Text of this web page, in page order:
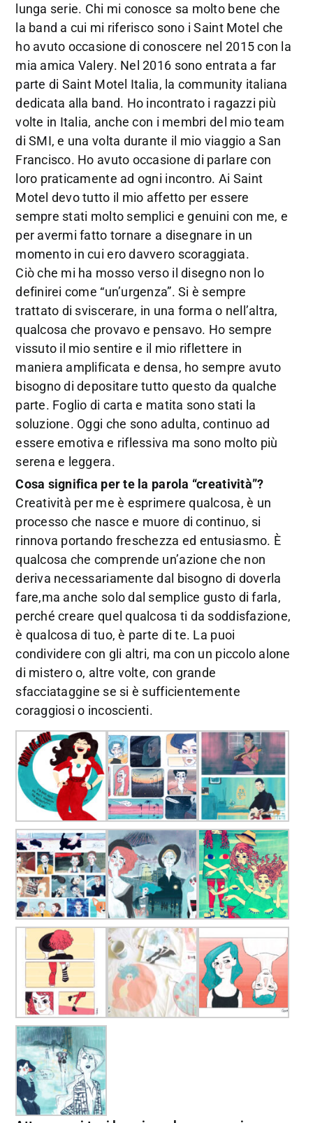
lunga serie. Chi mi conosce sa molto bene che
la band a cui mi riferisco sono i Saint Motel che
ho avuto occasione di conoscere nel 2015 con la
mia amica Valery. Nel 2016 sono entrata a far
parte di Saint Motel Italia, la community italiana
dedicata alla band. Ho incontrato i ragazzi più
volte in Italia, anche con i membri del mio team
di SMI, e una volta durante il mio viaggio a San
Francisco. Ho avuto occasione di parlare con
loro praticamente ad ogni incontro. Ai Saint
Motel devo tutto il mio affetto per essere
sempre stati molto semplici e genuini con me, e
per avermi fatto tornare a disegnare in un
momento in cui ero davvero scoraggiata.
Ciò che mi ha mosso verso il disegno non lo
definirei come “un’urgenza”. Si è sempre
trattato di sviscerare, in una forma o nell’altra,
qualcosa che provavo e pensavo. Ho sempre
vissuto il mio sentire e il mio riflettere in
maniera amplificata e densa, ho sempre avuto
bisogno di depositare tutto questo da qualche
parte. Foglio di carta e matita sono stati la
soluzione. Oggi che sono adulta, continuo ad
essere emotiva e riflessiva ma sono molto più
serena e leggera.
Cosa significa per te la parola “creatività”?
Creatività per me è esprimere qualcosa, è un
processo che nasce e muore di continuo, si
rinnova portando freschezza ed entusiasmo. È
qualcosa che comprende un’azione che non
deriva necessariamente dal bisogno di doverla
fare,ma anche solo dal semplice gusto di farla,
perché creare quel qualcosa ti da soddisfazione,
è qualcosa di tuo, è parte di te. La puoi
condividere con gli altri, ma con un piccolo alone
di mistero o, altre volte, con grande
sfacciataggine se si è sufficientemente
coraggiosi o incoscienti.